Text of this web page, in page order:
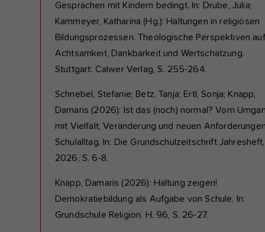
Gesprächen mit Kindern bedingt. In: Drube, Julia;
Kammeyer, Katharina (Hg.): Haltungen in religiösen
Bildungsprozessen. Theologische Perspektiven auf
Achtsamkeit, Dankbarkeit und Wertschätzung.
Stuttgart: Calwer Verlag, S. 255-264.
Schnebel, Stefanie; Betz, Tanja; Ertl, Sonja; Knapp,
Damaris (2026): Ist das (noch) normal? Vom
mit Vielfalt, Veränderung und neuen
Schulalltag. In: Die Grundschulzeitschrift
2026, S. 6-8.
Knapp, Damaris (2026): Haltung zeigen!
Demokratiebildung als Aufgabe von Schule. In:
Grundschule Religion. H. 96, S. 26-27.